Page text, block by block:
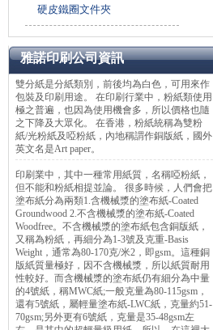
硬皮鐵圈文件夾
雅諾印刷公司資訊
雙分紙是分紙類別，前後均為白色，可用來作
包裝及印刷用途。 在印刷行業中，粉紙類使用
極之普遍，也因為使用機會多，所以價格也隨
之下降及大眾化。 在香港，粉紙統稱為雙粉
紙/光粉紙及啞粉紙，內地稱謂作銅版紙，國外
英文名是Art paper。
印刷業中，其中一種常用紙質，名稱啞粉紙，
但不能和粉紙相提並論。 很多時候，人們會把
塗布紙分為兩類1.含機械漿的塗布紙-Coated
Groundwood 2.不含機械漿的塗布紙-Coated
Woodfree。不含機械漿的塗布紙包含銅版紙，
又稱為粉紙，再細分為1-3號及克重-Basis
Weight，通常為80-170克/米2，即gsm。這種銅
版紙質量極好，因不含機械漿，所以紙質耐用
性較好。而含機械漿的塗布紙仍有細分為中量
的4號紙，稱MWC紙;一般克量為80-115gsm，
還有5號紙，屬輕量塗布紙-LWC紙，克量約51-
70gsm;另外更有6號紙，克量是35-48gsm左